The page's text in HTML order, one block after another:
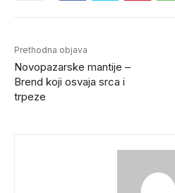
Prethodna objava
Novopazarske mantije –
Brend koji osvaja srca i
trpeze